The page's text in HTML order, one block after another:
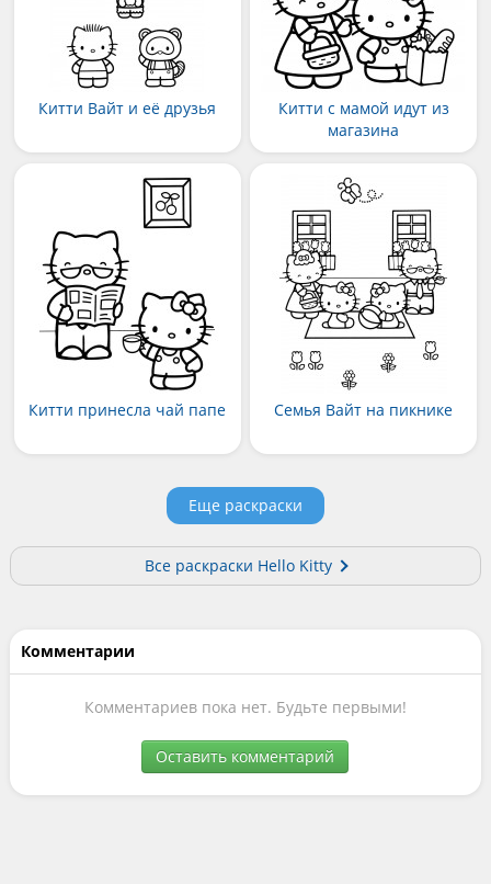
Китти Вайт и её друзья
Китти с мамой идут из
магазина
Китти принесла чай папе Семья Вайт на пикнике
Еще раскраски
Все раскраски Hello Kitty
Комментарии
Комментариев пока нет. Будьте первыми!
Оставить комментарий